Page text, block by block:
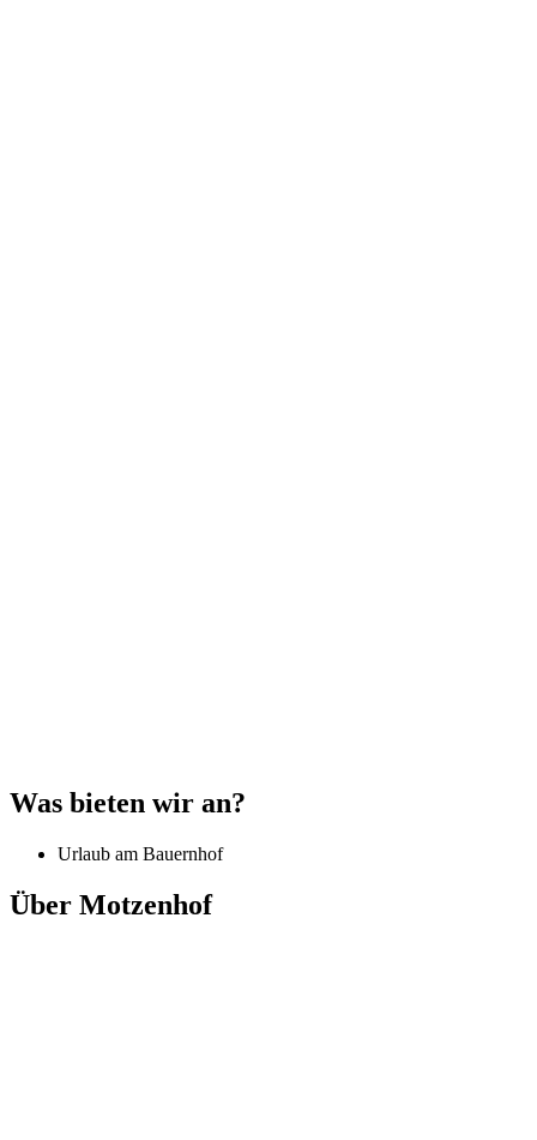
Was bieten wir an?
Urlaub am Bauernhof
Über Motzenhof